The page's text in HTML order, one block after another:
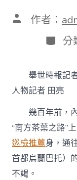
文 作者：
分
類
分
舉世時報記
人物記者 田亮
幾百年前，
“南方茶葉之路”
巡檢推薦身，通
首都烏蘭巴托）
不竭。